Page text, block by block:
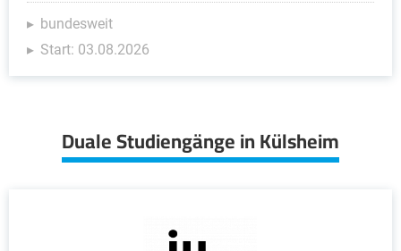
bundesweit
Start: 03.08.2026
Duale Studiengänge in Külsheim